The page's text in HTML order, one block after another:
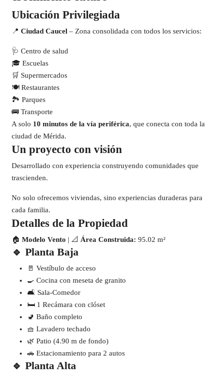
Ubicación Privilegiada
📍 Ciudad Caucel – Zona consolidada con todos los servicios:
🩺 Centro de salud
🎓 Escuelas
🛒 Supermercados
🍽️ Restaurantes
🏞️ Parques
🚌 Transporte
A solo 10 minutos de la vía periférica, que conecta con toda la
ciudad de Mérida.
Un proyecto con visión
Desarrollado con experiencia construyendo comunidades que
trascienden.
No solo ofrecemos viviendas, sino experiencias duraderas para
cada familia.
Detalles de la Propiedad
🏠 Modelo Vento | 📐 Área Construida: 95.02 m²
🔹 Planta Baja
🚪 Vestíbulo de acceso
🍳 Cocina con meseta de granito
🛋️ Sala-Comedor
🛏️ 1 Recámara con clóset
🚽 Baño completo
🧺 Lavadero techado
🌿 Patio (4.90 m de fondo)
🚗 Estacionamiento para 2 autos
🔹 Planta Alta